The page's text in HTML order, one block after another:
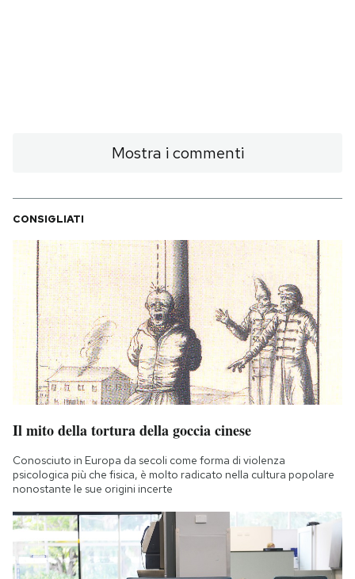
Notifiche mobileMostra i commenti
CONSIGLIATI
Il mito della tortura della goccia cinese
Conosciuto in Europa da secoli come forma di violenza
psicologica più che fisica, è molto radicato nella cultura popolare
nonostante le sue origini incerte